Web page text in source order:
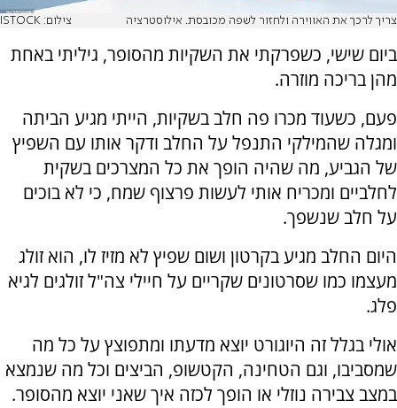
צריך לרכך את האווירה ולחזור לשפה מכובסת. אילוסטרציה צילום: ISTOCK
ביום שישי, כשפרקתי את השקיות מהסופר, גיליתי באחת
מהן בריכה מוזרה.
פעם, כשעוד מכרו פה חלב בשקיות, הייתי מגיע הביתה
ומגלה שהמילקי התנפל על החלב ודקר אותו עם השפיץ
של הגביע, מה שהיה הופך את כל המצרכים בשקית
לחלביים ומכריח אותי לעשות פרצוף שמח, כי לא בוכים
על חלב שנשפך.
היום החלב מגיע בקרטון ושום שפיץ לא מזיז לו, הוא זולג
מעצמו כמו שסרטונים שקריים על חיילי צה"ל זולגים לגיא
פלג.
אולי בגלל זה היוגורט יוצא מדעתו ומתפוצץ על כל מה
שמסביבו, וגם הטחינה, הקטשופ, הביצים וכל מה שנמצא
במצב צבירה נוזלי או הופך לכזה איך שאני יוצא מהסופר.